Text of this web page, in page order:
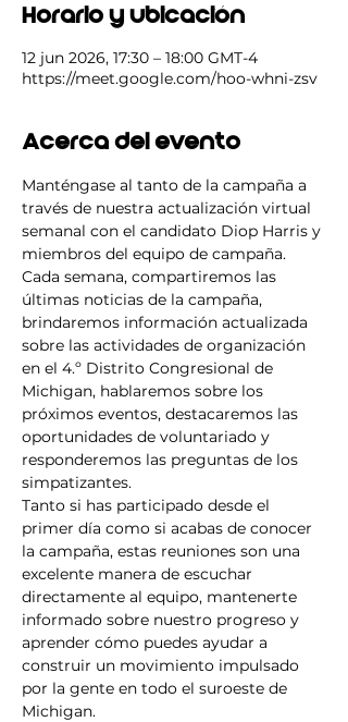
Horario y ubicación
12 jun 2026, 17:30 – 18:00 GMT-4
https://meet.google.com/hoo-whni-zsv
Acerca del evento
Manténgase al tanto de la campaña a
través de nuestra actualización virtual
semanal con el candidato Diop Harris y
miembros del equipo de campaña.
Cada semana, compartiremos las
últimas noticias de la campaña,
brindaremos información actualizada
sobre las actividades de organización
en el 4.º Distrito Congresional de
Michigan, hablaremos sobre los
próximos eventos, destacaremos las
oportunidades de voluntariado y
responderemos las preguntas de los
simpatizantes.
Tanto si has participado desde el
primer día como si acabas de conocer
la campaña, estas reuniones son una
excelente manera de escuchar
directamente al equipo, mantenerte
informado sobre nuestro progreso y
aprender cómo puedes ayudar a
construir un movimiento impulsado
por la gente en todo el suroeste de
Michigan.